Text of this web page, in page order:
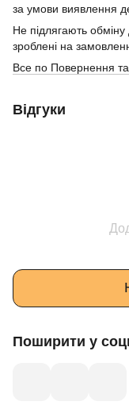
за умови виявлення
Не підлягають обміну
зроблені на
Все по Повернення
Відгуки
Поширити у